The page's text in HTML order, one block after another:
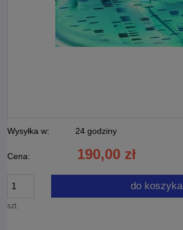
Wysyłka w: 24 godziny
Cena: 190,00 zł
szt.
do koszyka